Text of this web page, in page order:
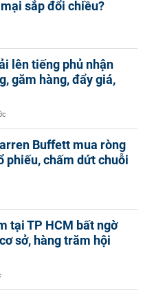
sắp đổi chiều?
lên tiếng phủ nhận
găm hàng, đẩy giá,
Buffett mua ròng
phiếu, chấm dứt chuỗi
tại TP HCM bất ngờ
sở, hàng trăm hội